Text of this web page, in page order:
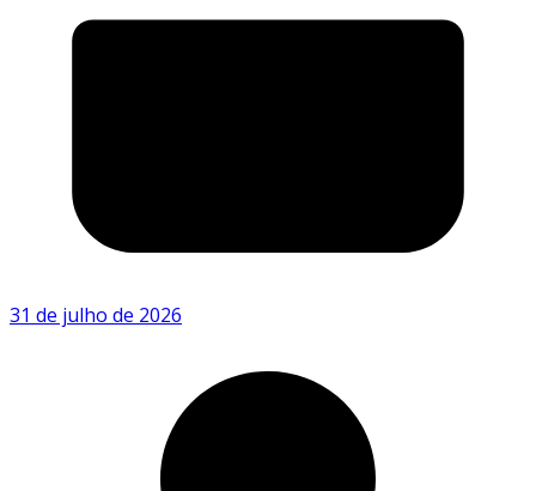
31 de julho de 2026